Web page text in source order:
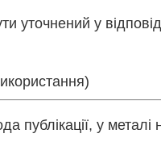
уточнений у
публікації, у металі